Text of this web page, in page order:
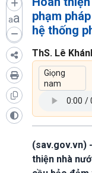
aa
phạm
hệ thống
ThS. Lê
(sav.gov.vn)
thiện nhà